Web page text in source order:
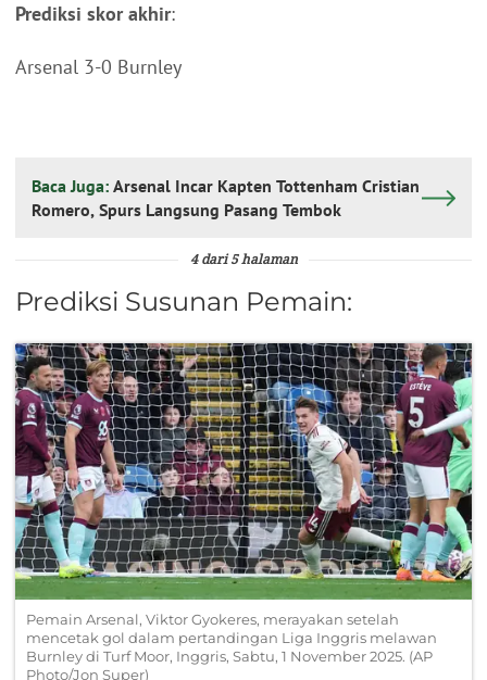
Prediksi skor akhir:
Arsenal 3-0 Burnley
Baca Juga: Arsenal Incar Kapten Tottenham Cristian
Romero, Spurs Langsung Pasang Tembok
4 dari 5 halaman
Prediksi Susunan Pemain:
Pemain Arsenal, Viktor Gyokeres, merayakan setelah
mencetak gol dalam pertandingan Liga Inggris melawan
Burnley di Turf Moor, Inggris, Sabtu, 1 November 2025. (AP
Photo/Jon Super)